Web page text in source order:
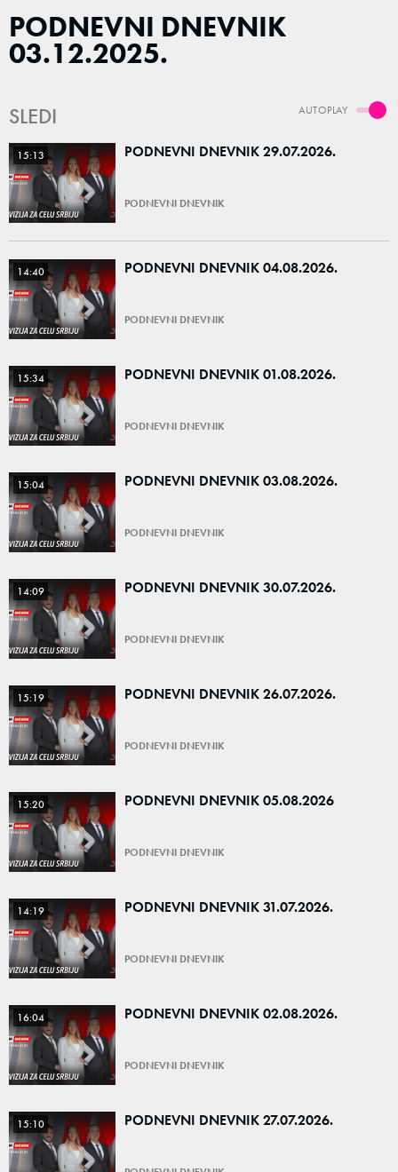
PODNEVNI DNEVNIK
03.12.2025.
AUTOPLAY
SLEDI
15:13 PODNEVNI DNEVNIK 29.07.2026.
PODNEVNI DNEVNIK
14:40 PODNEVNI DNEVNIK 04.08.2026.
PODNEVNI DNEVNIK
15:34 PODNEVNI DNEVNIK 01.08.2026.
PODNEVNI DNEVNIK
15:04 PODNEVNI DNEVNIK 03.08.2026.
PODNEVNI DNEVNIK
14:09 PODNEVNI DNEVNIK 30.07.2026.
PODNEVNI DNEVNIK
15:19 PODNEVNI DNEVNIK 26.07.2026.
PODNEVNI DNEVNIK
15:20 PODNEVNI DNEVNIK 05.08.2026
PODNEVNI DNEVNIK
14:19 PODNEVNI DNEVNIK 31.07.2026.
PODNEVNI DNEVNIK
16:04 PODNEVNI DNEVNIK 02.08.2026.
PODNEVNI DNEVNIK
15:10 PODNEVNI DNEVNIK 27.07.2026.